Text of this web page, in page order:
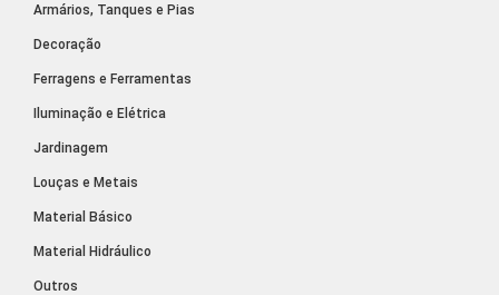
Armários, Tanques e Pias
Decoração
Ferragens e Ferramentas
Iluminação e Elétrica
Jardinagem
Louças e Metais
Material Básico
Material Hidráulico
Outros